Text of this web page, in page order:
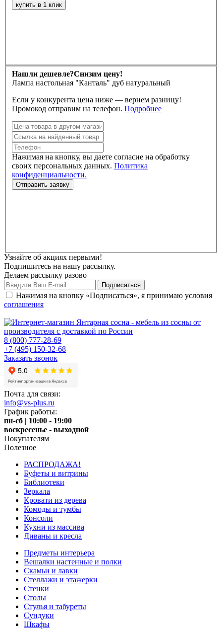
Нашли дешевле?Снизим цену!
Лампа настольная "Канталь" дуб натуральный
Если у конкурента цена ниже — вернем разницу!
Промокод отправим на телефон. Подробнее
Нажимая на кнопку, вы даете согласие на обработку
своих персональных данных. Политика
конфиденциальности.
Узнайте об акциях первыми!
Подпишитесь на нашу рассылку.
Делаем рассылку разово
Нажимая на кнопку «Подписаться», я принимаю условия
соглашения
8 (800) 777-28-69
+7 (495) 150-32-68
Заказать звонок
Почта для связи:
info@vs-plus.ru
График работы:
пн-сб | 10:00 - 19:00
воскресенье - выходной
Покупателям
Полезное
РАСПРОДАЖА!
Буфеты и витрины
Библиотеки
Зеркала
Кровати из дерева
Комоды и тумбы
Консоли
Кухни из массива
Диваны и кресла
Предметы интерьера
Вешалки настенные и полки
Скамьи и лавки
Стеллажи и этажерки
Стенки
Столы
Стулья и табуреты
Сундуки
Шкафы